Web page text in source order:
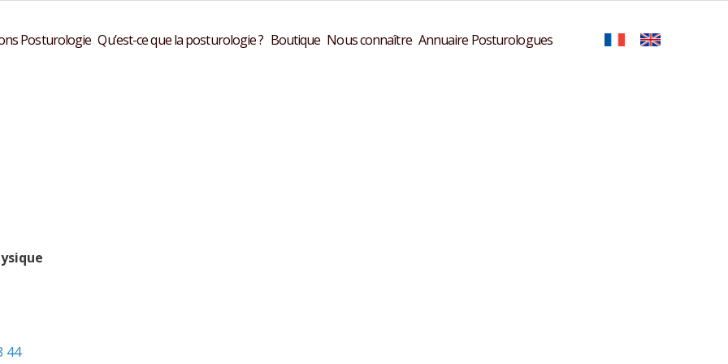
Posturologie Qu’est-ce que la posturologie ? Boutique Nous connaître Annuaire Posturologues
44